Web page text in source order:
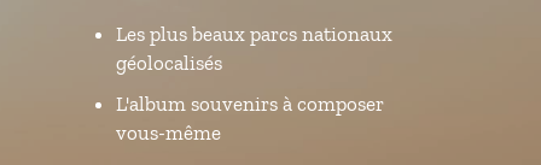
Les plus beaux parcs nationaux
géolocalisés
L'album souvenirs à composer
vous-même